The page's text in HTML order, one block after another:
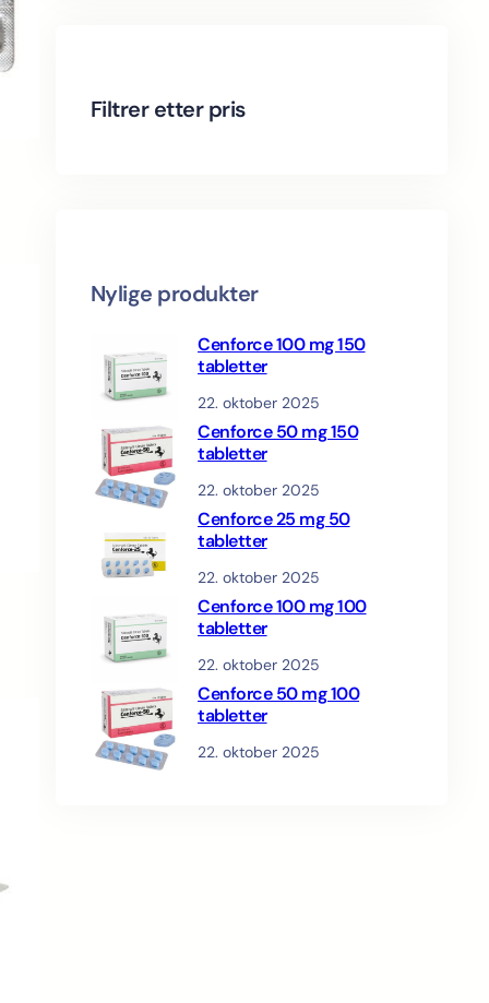
s
t c
Filtrer etter pris
Nylige produkter
Cenforce 100 mg 150
tabletter
22. oktober 2025
Cenforce 50 mg 150
tabletter
22. oktober 2025
Cenforce 25 mg 50
tabletter
22. oktober 2025
Cenforce 100 mg 100
tabletter
22. oktober 2025
Cenforce 50 mg 100
tabletter
22. oktober 2025